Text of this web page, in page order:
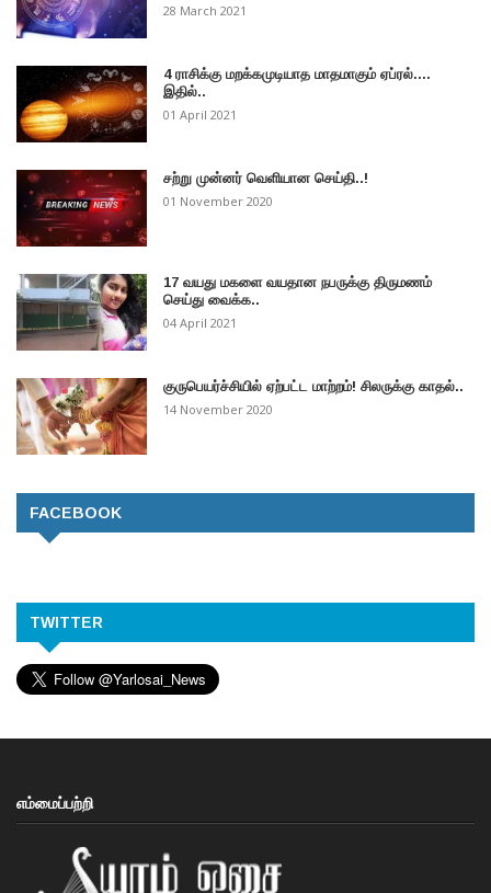
28 March 2021
4 ராசிக்கு மறக்கமுடியாத மாதமாகும் ஏப்ரல்....
இதில்..
01 April 2021
சற்று முன்னர் வெளியான செய்தி..!
01 November 2020
17 வயது மகளை வயதான நபருக்கு திருமணம்
செய்து வைக்க..
04 April 2021
குருபெயர்ச்சியில் ஏற்பட்ட மாற்றம்! சிலருக்கு காதல்..
14 November 2020
FACEBOOK
TWITTER
எம்மைப்பற்றி